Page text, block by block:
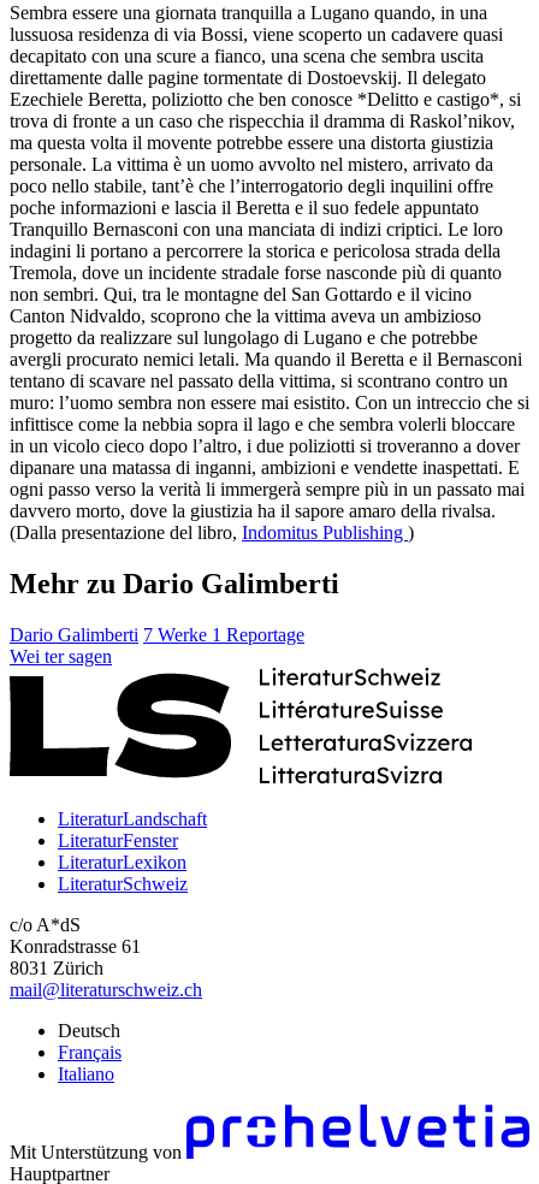
Sembra essere una giornata tranquilla a Lugano quando, in una
lussuosa residenza di via Bossi, viene scoperto un cadavere quasi
decapitato con una scure a fianco, una scena che sembra uscita
direttamente dalle pagine tormentate di Dostoevskij. Il delegato
Ezechiele Beretta, poliziotto che ben conosce *Delitto e castigo*, si
trova di fronte a un caso che rispecchia il dramma di Raskol’nikov,
ma questa volta il movente potrebbe essere una distorta giustizia
personale. La vittima è un uomo avvolto nel mistero, arrivato da
poco nello stabile, tant’è che l’interrogatorio degli inquilini offre
poche informazioni e lascia il Beretta e il suo fedele appuntato
Tranquillo Bernasconi con una manciata di indizi criptici. Le loro
indagini li portano a percorrere la storica e pericolosa strada della
Tremola, dove un incidente stradale forse nasconde più di quanto
non sembri. Qui, tra le montagne del San Gottardo e il vicino
Canton Nidvaldo, scoprono che la vittima aveva un ambizioso
progetto da realizzare sul lungolago di Lugano e che potrebbe
avergli procurato nemici letali. Ma quando il Beretta e il Bernasconi
tentano di scavare nel passato della vittima, si scontrano contro un
muro: l’uomo sembra non essere mai esistito. Con un intreccio che si
infittisce come la nebbia sopra il lago e che sembra volerli bloccare
in un vicolo cieco dopo l’altro, i due poliziotti si troveranno a dover
dipanare una matassa di inganni, ambizioni e vendette inaspettati. E
ogni passo verso la verità li immergerà sempre più in un passato mai
davvero morto, dove la giustizia ha il sapore amaro della rivalsa.
(Dalla presentazione del libro, Indomitus Publishing )
Mehr zu Dario Galimberti
Dario Galimberti 7 Werke 1 Reportage
Wei ter sagen
LiteraturLandschaft
LiteraturFenster
LiteraturLexikon
LiteraturSchweiz
c/o A*dS
Konradstrasse 61
8031 Zürich
mail@literaturschweiz.ch
Deutsch
Français
Italiano
Mit Unterstützung von
Hauptpartner